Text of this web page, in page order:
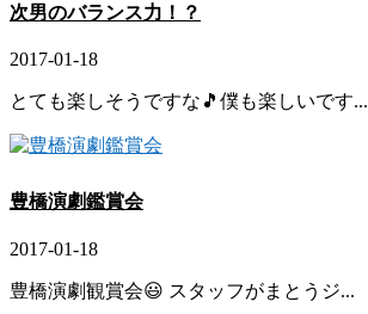
次男のバランス力！？
2017-01-18
とても楽しそうですな🎵僕も楽しいです...
豊橋演劇鑑賞会
2017-01-18
豊橋演劇観賞会😃 スタッフがまとうジ...